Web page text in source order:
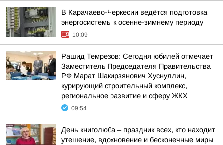
В Карачаево-Черкесии ведётся подготовка
энергосистемы к осенне-зимнему периоду
10:09
Рашид Темрезов: Сегодня юбилей отмечает
Заместитель Председателя Правительства
РФ Марат Шакирзянович Хуснуллин,
курирующий строительный комплекс,
региональное развитие и сферу ЖКХ
09:54
День книголюба – праздник всех, кто находит
утешение, вдохновение и бесконечные миры